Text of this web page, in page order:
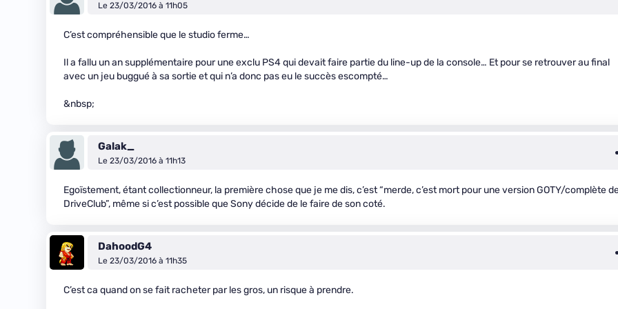
Le 23/03/2016 à 11h05
C’est compréhensible que le studio ferme…
Il a fallu un an supplémentaire pour une exclu PS4 qui devait faire partie du line-up de la console… Et pour se retrouver au final
avec un jeu buggué à sa sortie et qui n’a donc pas eu le succès escompté…
&nbsp;
Galak_
Le 23/03/2016 à 11h13
Egoïstement, étant collectionneur, la première chose que je me dis, c’est “merde, c’est mort pour une version GOTY/complète
DriveClub”, même si c’est possible que Sony décide de le faire de son coté.
DahoodG4
Le 23/03/2016 à 11h35
C’est ca quand on se fait racheter par les gros, un risque à prendre.